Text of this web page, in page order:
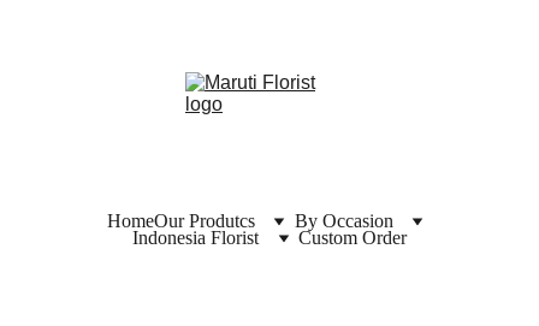
HomeOur Produtcs
By Occasion
Indonesia Florist
Custom Order